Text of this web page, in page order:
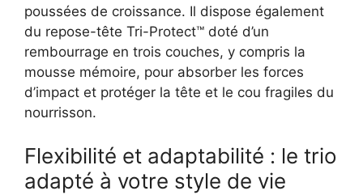
poussées de croissance. Il dispose également
du repose-tête Tri-Protect™ doté d’un
rembourrage en trois couches, y compris la
mousse mémoire, pour absorber les forces
d’impact et protéger la tête et le cou fragiles du
nourrisson.
Flexibilité et adaptabilité : le trio
adapté à votre style de vie